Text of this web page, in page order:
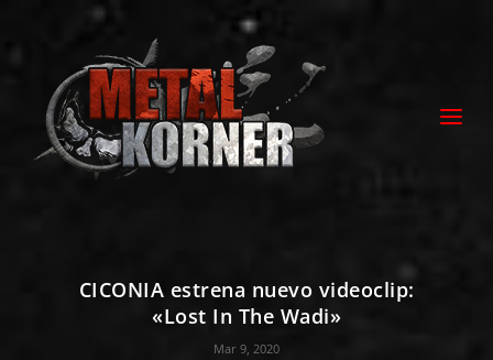
CICONIA estrena nuevo videoclip:
«Lost In The Wadi»
Mar 9, 2020